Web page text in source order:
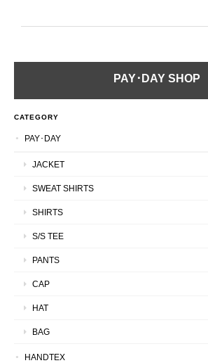
PAY･DAY SHOP
CATEGORY
PAY･DAY
JACKET
SWEAT SHIRTS
SHIRTS
S/S TEE
PANTS
CAP
HAT
BAG
HANDTEX